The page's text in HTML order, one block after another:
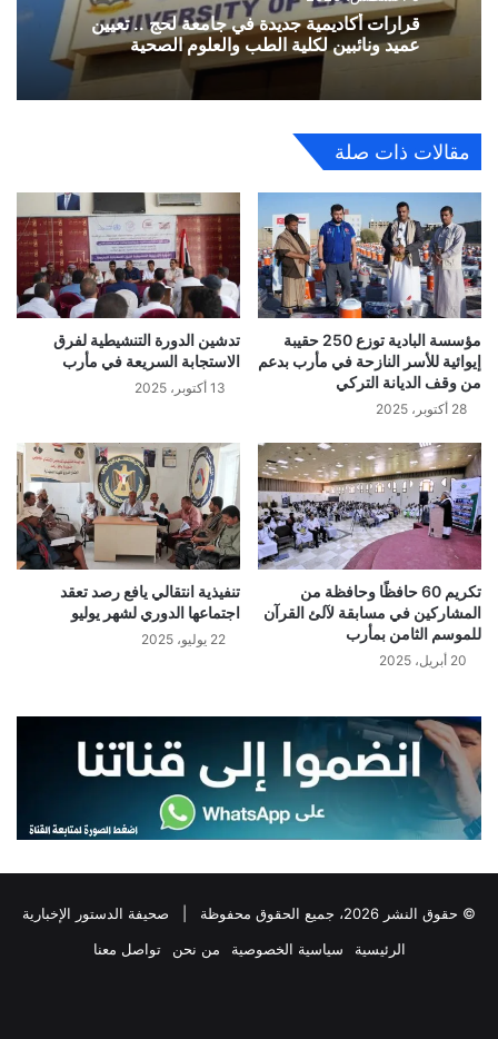
قرارات أكاديمية جديدة في جامعة لحج .. تعيين
عميد ونائبين لكلية الطب والعلوم الصحية
مقالات ذات صلة
مؤسسة البادية توزع 250 حقيبة
إيوائية للأسر النازحة في مأرب بدعم
من وقف الديانة التركي
28 أكتوبر، 2025
تدشين الدورة التنشيطية لفرق
الاستجابة السريعة في مأرب
13 أكتوبر، 2025
تكريم 60 حافظًا وحافظة من
المشاركين في مسابقة لآلئ القرآن
للموسم الثامن بمأرب
20 أبريل، 2025
تنفيذية انتقالي يافع رصد تعقد
اجتماعها الدوري لشهر يوليو
22 يوليو، 2025
© حقوق النشر 2026، جميع الحقوق محفوظة |
صحيفة الدستور الإخبارية
الرئيسية
سياسية الخصوصية من نحن تواصل معنا